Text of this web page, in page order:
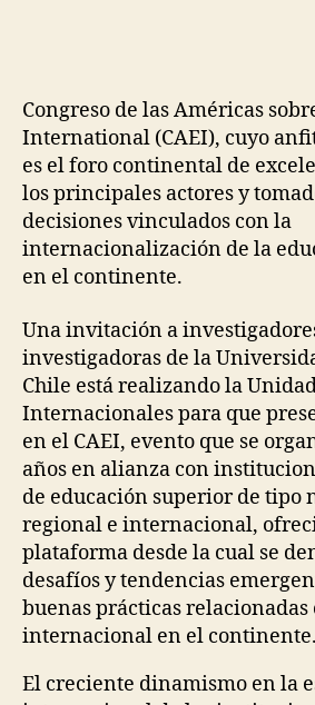
Congreso de las Américas
International (CAEI), cuyo
es el foro continental de
los principales actores y
decisiones vinculados con la
internacionalización de la
en el continente.
Una invitación a
investigadoras de la
Chile está realizando la
Internacionales para que
en el CAEI, evento que se
años en alianza con
de educación superior de tipo
regional e internacional,
plataforma desde la cual se
desafíos y tendencias
buenas prácticas
internacional en el continente.
El creciente dinamismo en la